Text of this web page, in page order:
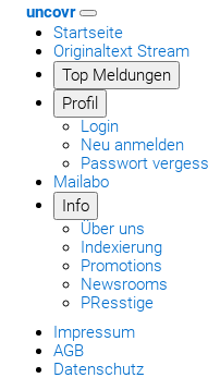
uncovr
Startseite
Originaltext Stream
Top Meldungen
Profil
Login
Neu anmelden
Passwort
Mailabo
Info
Über uns
Indexierung
Promotions
Newsrooms
PResstige
Impressum
AGB
Datenschutz